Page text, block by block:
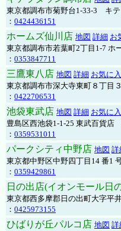
東京都調布市菊野台1-33-3 キテ
： 0424436151
ホームズ仙川店 地図 詳細 お
東京都調布市若葉町2丁目1-7 ホ
： 0353847711
三鷹東八店 地図 詳細 お気に
東京都調布市深大寺東町８丁目
： 0422706531
池袋東武店 地図 詳細 お気に
豊島区西池袋1-1-25 東武百貨
： 0359531011
パークシティ中野店 地図 詳
東京都中野区中野四丁目14 番1
： 0359429861
日の出店(イオンモール日
東京都西多摩郡日の出町大字平
： 0425973155
ひばりが丘パルコ店 地図 詳